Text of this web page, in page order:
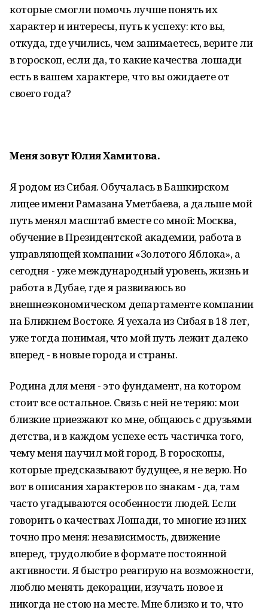
которые смогли помочь лучше понять их
характер и интересы, путь к успеху: кто вы,
откуда, где учились, чем занимаетесь, верите ли
в гороскоп, если да, то какие качества лошади
есть в вашем характере, что вы ожидаете от
своего года?
Меня зовут Юлия Хамитова.
Я родом из Сибая. Обучалась в Башкирском
лицее имени Рамазана Уметбаева, а дальше мой
путь менял масштаб вместе со мной: Москва,
обучение в Президентской академии, работа в
управляющей компании «Золотого Яблока», а
сегодня - уже международный уровень, жизнь и
работа в Дубае, где я развиваюсь во
внешнеэкономическом департаменте компании
на Ближнем Востоке. Я уехала из Сибая в 18 лет,
уже тогда понимая, что мой путь лежит далеко
вперед - в новые города и страны.
Родина для меня - это фундамент, на котором
стоит все остальное. Связь с ней не теряю: мои
близкие приезжают ко мне, общаюсь с друзьями
детства, и в каждом успехе есть частичка того,
чему меня научил мой город. В гороскопы,
которые предсказывают будущее, я не верю. Но
вот в описания характеров по знакам - да, там
часто угадываются особенности людей. Если
говорить о качествах Лошади, то многие из них
точно про меня: независимость, движение
вперед, трудолюбие в формате постоянной
активности. Я быстро реагирую на возможности,
люблю менять декорации, изучать новое и
никогда не стою на месте. Мне близко и то, что